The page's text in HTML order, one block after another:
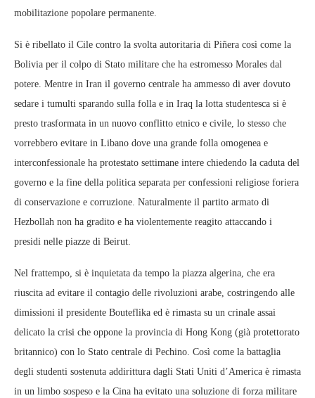
mobilitazione popolare permanente.
Si è ribellato il Cile contro la svolta autoritaria di Piñera così come la
Bolivia per il colpo di Stato militare che ha estromesso Morales dal
potere. Mentre in Iran il governo centrale ha ammesso di aver dovuto
sedare i tumulti sparando sulla folla e in Iraq la lotta studentesca si è
presto trasformata in un nuovo conflitto etnico e civile, lo stesso che
vorrebbero evitare in Libano dove una grande folla omogenea e
interconfessionale ha protestato settimane intere chiedendo la caduta del
governo e la fine della politica separata per confessioni religiose foriera
di conservazione e corruzione. Naturalmente il partito armato di
Hezbollah non ha gradito e ha violentemente reagito attaccando i
presidi nelle piazze di Beirut.
Nel frattempo, si è inquietata da tempo la piazza algerina, che era
riuscita ad evitare il contagio delle rivoluzioni arabe, costringendo alle
dimissioni il presidente Bouteflika ed è rimasta su un crinale assai
delicato la crisi che oppone la provincia di Hong Kong (già protettorato
britannico) con lo Stato centrale di Pechino. Così come la battaglia
degli studenti sostenuta addirittura dagli Stati Uniti d’America è rimasta
in un limbo sospeso e la Cina ha evitato una soluzione di forza militare